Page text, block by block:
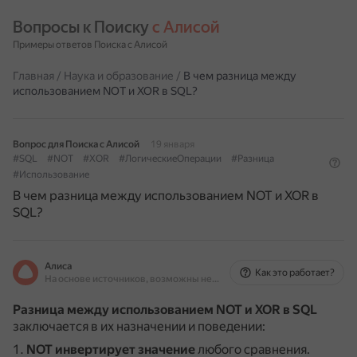
Вопросы к Поиску с Алисой
Примеры ответов Поиска с Алисой
Главная / Наука и образование / В чем разница между
использованием NOT и XOR в SQL?
Вопрос для Поиска с Алисой
19 января
#SQL
#NOT #XOR #ЛогическиеОперации
#Разница
#Использование
В чем разница между использованием NOT и XOR в
SQL?
Алиса
На основе источников, возможны неточности
Как это работает?
Разница между использованием NOT и XOR в SQL
заключается в их назначении и поведении:
NOT инвертирует значениелюбого сравнения.